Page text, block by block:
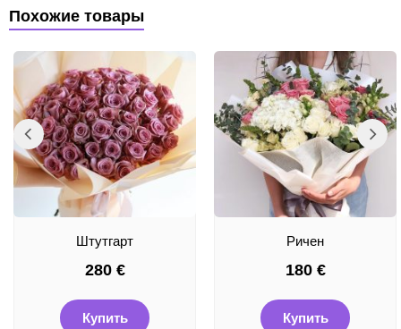
Похожие товары
Штутгарт
280 €
Купить
Ричен
180 €
Купить